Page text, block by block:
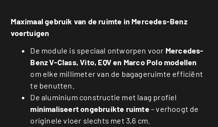
Maximaal gebruik van de ruimte in Mercedes-Benz
voertuigen
De module is speciaal ontworpen voor Mercedes-
Benz V-Class, Vito, EQV en Marco Polo modellen
om elke millimeter van de bagageruimte efficiënt
te benutten.
De aluminium constructie met laag profiel
minimaliseert ongebruikte ruimte– verhoogt de
originele vloer slechts met 3,6 cm.